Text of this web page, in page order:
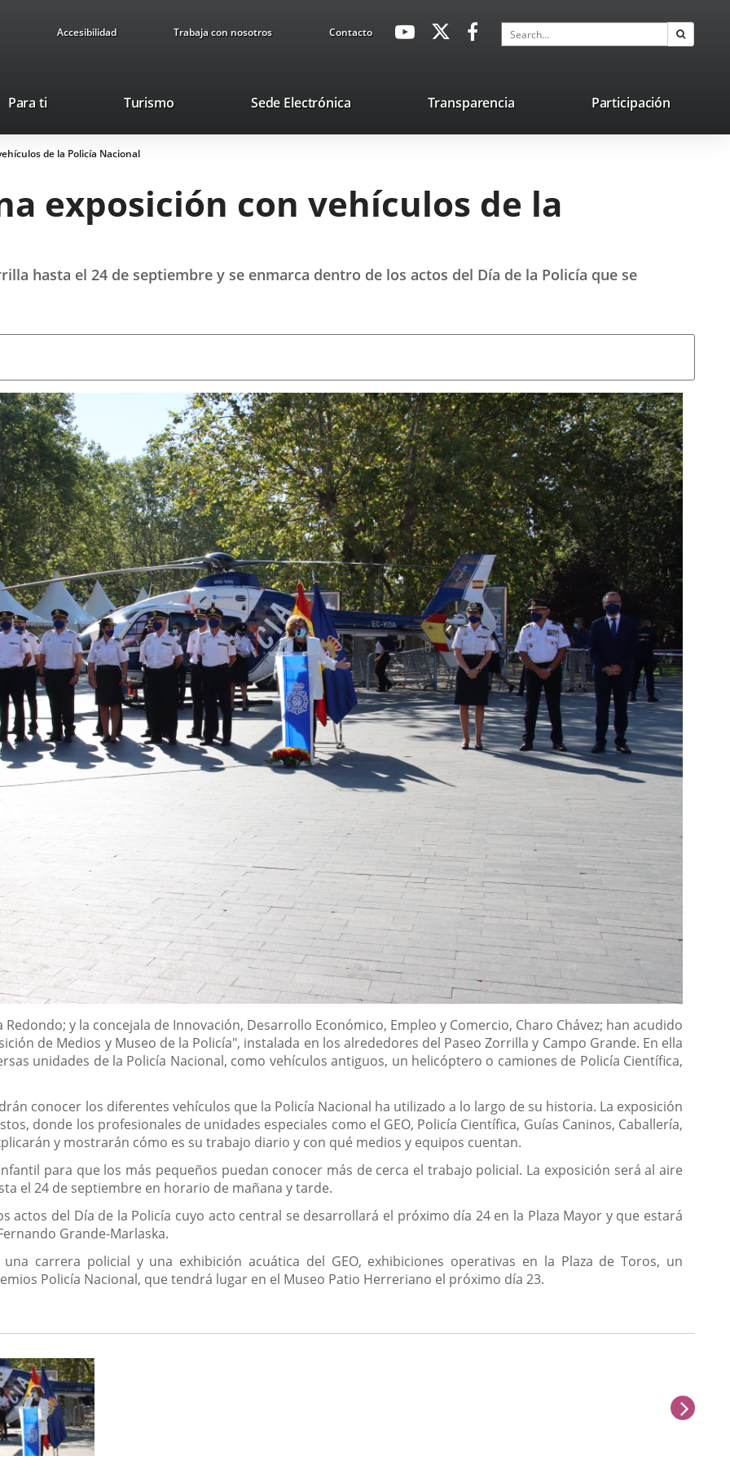
Accesibilidad Trabaja con nosotros ContactoavaHeaderSocial
Link
Link
application.
application.
Search
Para ti TurismoThis
will
a
pop-
Sede ElectrónicaLink
external
Transparencia Participación
de la Policía Nacional
exposición con vehículos de la
hasta el 24 de septiembre y se enmarca dentro de los actos del Día de la Policía que se
y la concejala de Innovación, Desarrollo Económico, Empleo y Comercio, Charo Chávez; han acudido
de Medios y Museo de la Policía", instalada en los alrededores del Paseo Zorrilla y Campo Grande. En ella
unidades de la Policía Nacional, como vehículos antiguos, un helicóptero o camiones de Policía Científica,
conocer los diferentes vehículos que la Policía Nacional ha utilizado a lo largo de su historia. La exposición
donde los profesionales de unidades especiales como el GEO, Policía Científica, Guías Caninos, Caballería,
y mostrarán cómo es su trabajo diario y con qué medios y equipos cuentan.
para que los más pequeños puedan conocer más de cerca el trabajo policial. La exposición será al aire
el 24 de septiembre en horario de mañana y tarde.
actos del Día de la Policía cuyo acto central se desarrollará el próximo día 24 en la Plaza Mayor y que estará
Grande-Marlaska.
carrera policial y una exhibición acuática del GEO, exhibiciones operativas en la Plaza de Toros, un
Policía Nacional, que tendrá lugar en el Museo Patio Herreriano el próximo día 23.
next